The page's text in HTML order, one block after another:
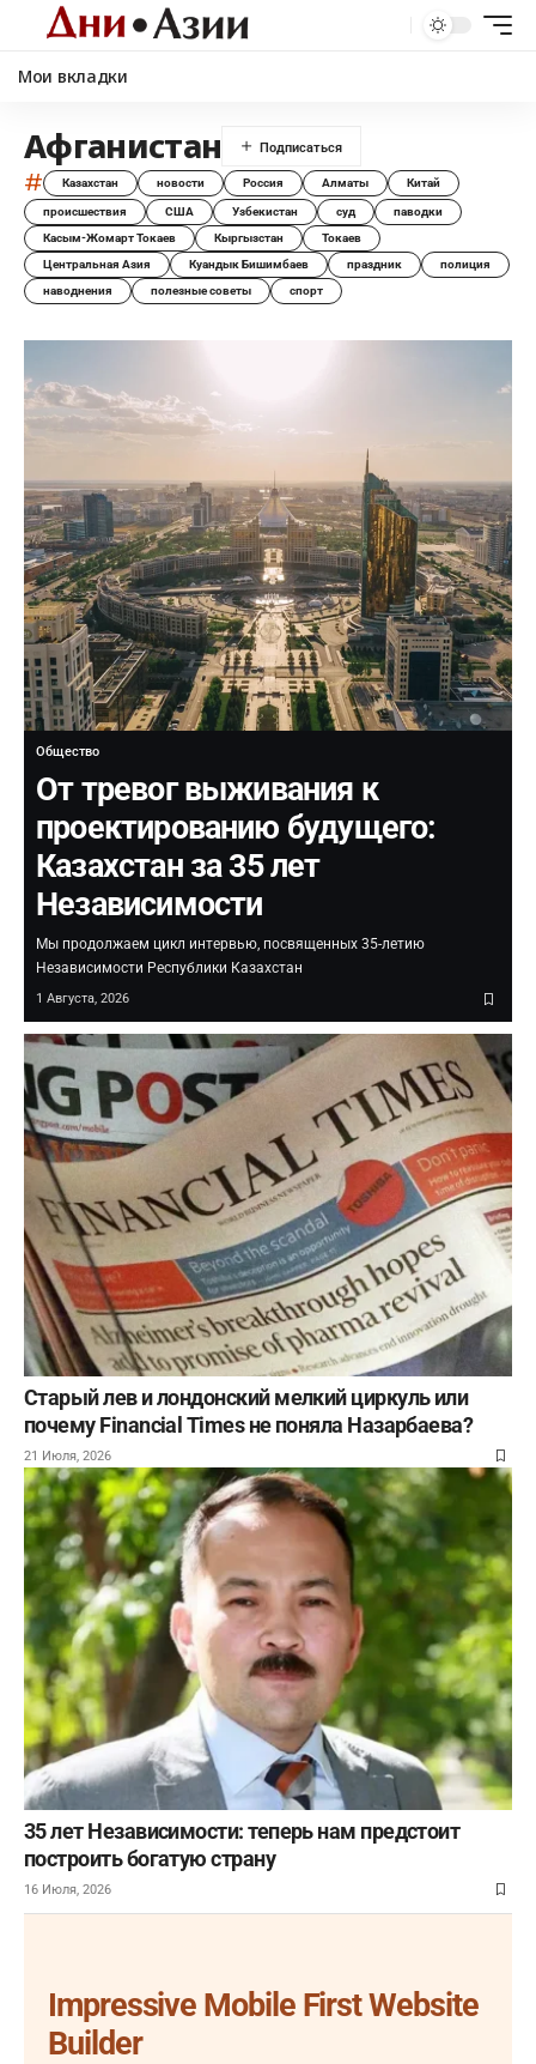
Мои вкладки
Афганистан
# Казахстан новости Россия Алматы Китай
происшествия США Узбекистан суд
паводки
Касым-Жомарт Токаев
Кыргызстан
Токаев
Центральная Азия
Куандык Бишимбаев праздник
полиция
наводнения
полезные советы спорт
Общество
От тревог выживания к
проектированию будущего:
Казахстан за 35 лет
Независимости
Мы продолжаем цикл интервью, посвященных 35-летию
Независимости Республики Казахстан
1 Августа, 2026
Старый лев и лондонский мелкий циркуль или
почему Financial Times не поняла Назарбаева?
21 Июля, 2026
35 лет Независимости: теперь нам предстоит
построить богатую страну
16 Июля, 2026
Impressive Mobile First Website
Builder